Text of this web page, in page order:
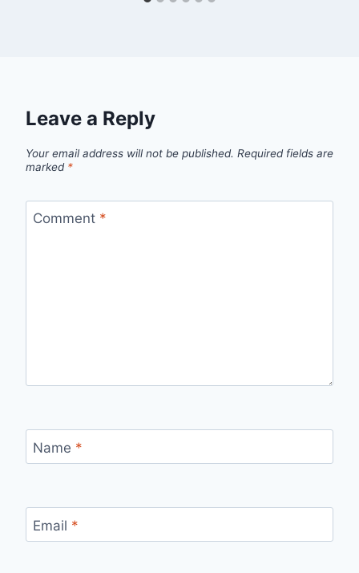
Leave a Reply
Your email address will not be published. Required fields are
marked *
Comment *
Name *
Email *